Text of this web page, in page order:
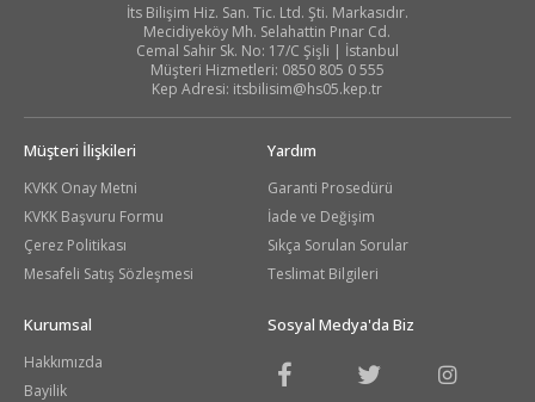
İts Bilişim Hiz. San. Tic. Ltd. Şti. Markasıdır.
Mecidiyeköy Mh. Selahattin Pınar Cd.
Cemal Sahir Sk. No: 17/C Şişli | İstanbul
Müşteri Hizmetleri: 0850 805 0 555
Kep Adresi: itsbilisim@hs05.kep.tr
Müşteri İlişkileri
KVKK Onay Metni
KVKK Başvuru Formu
Çerez Politikası
Mesafeli Satış Sözleşmesi
Yardım
Garanti Prosedürü
İade ve Değişim
Sıkça Sorulan Sorular
Teslimat Bilgileri
Kurumsal
Hakkımızda
Bayilik
Sosyal Medya'da Biz